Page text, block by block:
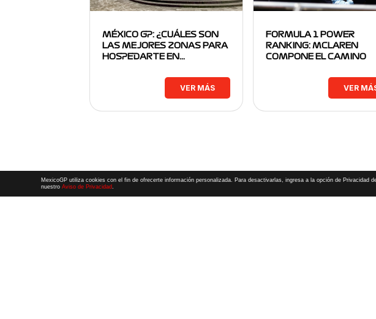
MÉXICO GP: ¿CUÁLES SON
LAS MEJORES ZONAS PARA
HOSPEDARTE EN…
VER MÁS
FORMULA 1 POWER
RANKING: MCLAREN
COMPONE EL CAMINO
VER
MexicoGP utiliza cookies con el fin de ofrecerte información personalizada. Para desactivarlas, ingresa a la opción de
nuestroAviso de Privacidad.